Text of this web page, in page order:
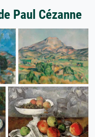
Paul Cézanne